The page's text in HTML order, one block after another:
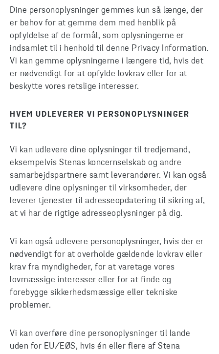
Dine personoplysninger gemmes kun så længe, der
er behov for at gemme dem med henblik på
opfyldelse af de formål, som oplysningerne er
indsamlet til i henhold til denne Privacy Information.
Vi kan gemme oplysningerne i længere tid, hvis det
er nødvendigt for at opfylde lovkrav eller for at
beskytte vores retslige interesser.
HVEM UDLEVERER VI PERSONOPLYSNINGER
TIL?
Vi kan udlevere dine oplysninger til tredjemand,
eksempelvis Stenas koncernselskab og andre
samarbejdspartnere samt leverandører. Vi kan også
udlevere dine oplysninger til virksomheder, der
leverer tjenester til adresseopdatering til sikring af,
at vi har de rigtige adresseoplysninger på dig.
Vi kan også udlevere personoplysninger, hvis der er
nødvendigt for at overholde gældende lovkrav eller
krav fra myndigheder, for at varetage vores
lovmæssige interesser eller for at finde og
forebygge sikkerhedsmæssige eller tekniske
problemer.
Vi kan overføre dine personoplysninger til lande
uden for EU/EØS, hvis én eller flere af Stena